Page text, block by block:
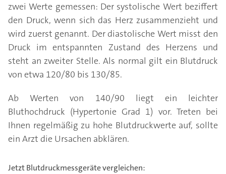
zwei Werte gemessen: Der systolische Wert beziffert
den Druck, wenn sich das Herz zusammenzieht und
wird zuerst genannt. Der diastolische Wert misst den
Druck im entspannten Zustand des Herzens und
steht an zweiter Stelle. Als normal gilt ein Blutdruck
von etwa 120/80 bis 130/85.
Ab Werten von 140/90 liegt ein leichter
Bluthochdruck (Hypertonie Grad 1) vor. Treten bei
Ihnen regelmäßig zu hohe Blutdruckwerte auf, sollte
ein Arzt die Ursachen abklären.
Jetzt Blutdruckmessgeräte vergleichen: